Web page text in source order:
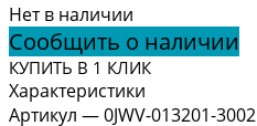
Нет в наличии
Сообщить о наличии
КУПИТЬ В 1 КЛИК
Характеристики
Артикул —0JWV-013201-3002